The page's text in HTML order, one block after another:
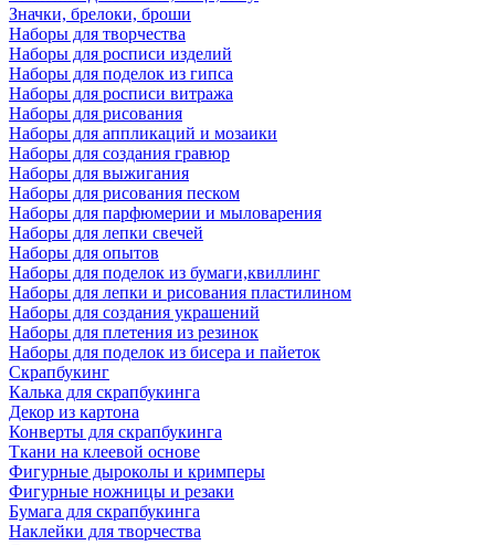
Значки, брелоки, броши
Наборы для творчества
Наборы для росписи изделий
Наборы для поделок из гипса
Наборы для росписи витража
Наборы для рисования
Наборы для аппликаций и мозаики
Наборы для создания гравюр
Наборы для выжигания
Наборы для рисования песком
Наборы для парфюмерии и мыловарения
Наборы для лепки свечей
Наборы для опытов
Наборы для поделок из бумаги,квиллинг
Наборы для лепки и рисования пластилином
Наборы для создания украшений
Наборы для плетения из резинок
Наборы для поделок из бисера и пайеток
Скрапбукинг
Калька для скрапбукинга
Декор из картона
Конверты для скрапбукинга
Ткани на клеевой основе
Фигурные дыроколы и кримперы
Фигурные ножницы и резаки
Бумага для скрапбукинга
Наклейки для творчества